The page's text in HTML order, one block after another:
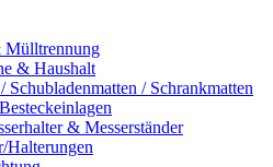
Mülltrennung
& Haushalt
Schubladenmatten / Schrankmatten
& Messerständer
Halterungen